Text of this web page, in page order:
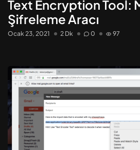
Linux Güvenliği [3] –
Ekim 31, 2025 10 Dk
Linux Güvenliği [2] –
8 Dk
Text Encryption Tool:
Şifreleme Aracı
Ocak 23, 2021 2 Dk 0 97